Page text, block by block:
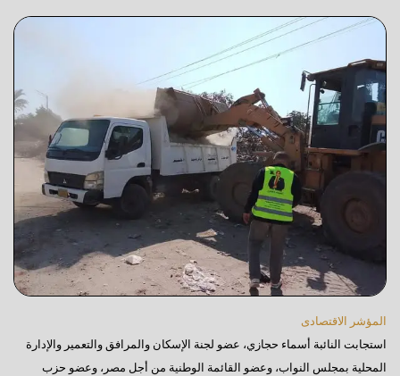
المؤشر الاقتصادى
استجابت النائبة أسماء حجازي، عضو لجنة الإسكان والمرافق والتعمير والإدارة
المحلية بمجلس النواب، وعضو القائمة الوطنية من أجل مصر، وعضو حزب